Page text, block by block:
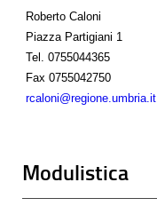
Roberto Caloni
Piazza Partigiani 1
Tel.
0755044365
Fax 0755042750
rcaloni@regione.umbria.it
Modulistica